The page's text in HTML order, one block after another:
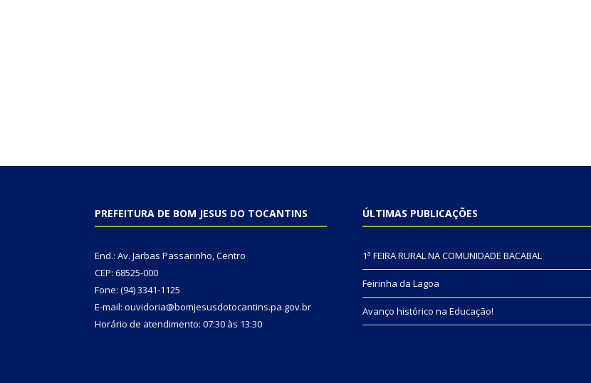
PREFEITURA DE BOM JESUS DO TOCANTINS
End.: Av. Jarbas Passarinho, Centro
CEP: 68525-000
Fone: (94) 3341-1125
E-mail: ouvidoria@bomjesusdotocantins.pa.gov.br
Horário de atendimento: 07:30 às 13:30
ÚLTIMAS PUBLICAÇÕES
1ª FEIRA RURAL NA COMUNIDADE BACABAL
Feirinha da Lagoa
Avanço histórico na Educação!